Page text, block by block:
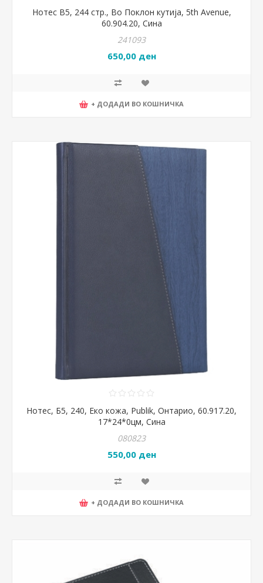
Нотес B5, 244 стр., Во Поклон кутија, 5th Avenue,
60.904.20, Сина
241093
650,00 ден
+ ДОДАДИ ВО КОШНИЧКА
Нотес, Б5, 240, Еко кожа, Publik, Онтарио, 60.917.20,
17*24*0цм, Сина
080823
550,00 ден
+ ДОДАДИ ВО КОШНИЧКА